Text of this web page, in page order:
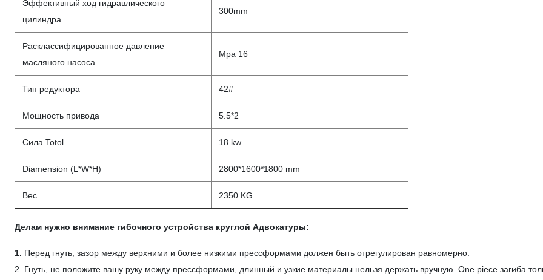
Эффективный ход гидравлического
цилиндра
300mm
Расклассифицированное давление
масляного насоса
Mpa 16
Тип редуктора 42#
Мощность привода 5.5*2
Сила Totol 18 kw
Diamension (L*W*H) 2800*1600*1800 mm
Вес 2350 KG
Делам нужно внимание гибочного устройства круглой Адвокатуры:
1. Перед гнуть, зазор между верхними и более низкими прессформами должен быть отрегулирован равномерно.
2. Гнуть, не положите вашу руку между прессформами, длинный и узкие материалы нельзя держать вручную. One piece загиба